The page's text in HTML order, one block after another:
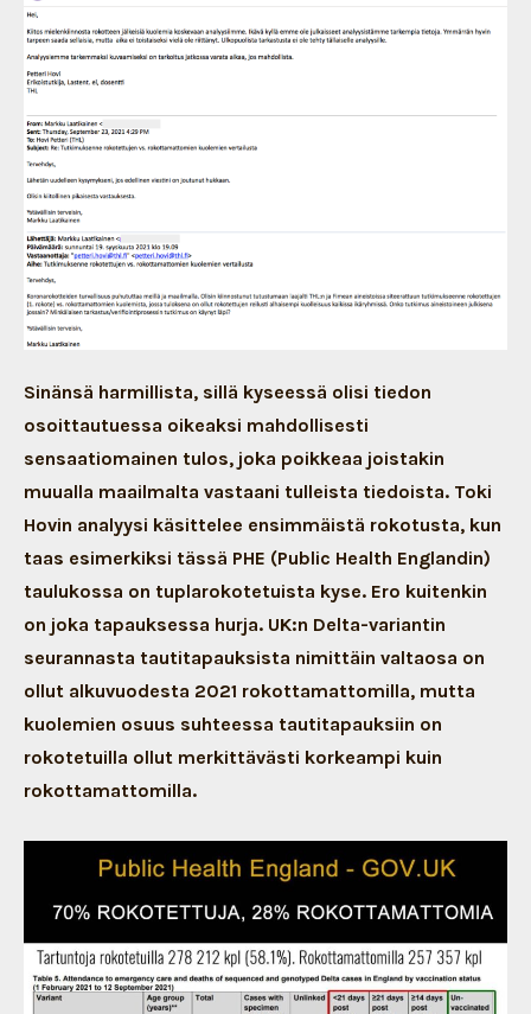
Sinänsä harmillista, sillä kyseessä olisi tiedon
osoittautuessa oikeaksi mahdollisesti
sensaatiomainen tulos, joka poikkeaa joistakin
muualla maailmalta vastaani tulleista tiedoista. Toki
Hovin analyysi käsittelee ensimmäistä rokotusta, kun
taas esimerkiksi tässä PHE (Public Health Englandin)
taulukossa on tuplarokotetuista kyse. Ero kuitenkin
on joka tapauksessa hurja. UK:n Delta-variantin
seurannasta tautitapauksista nimittäin valtaosa on
ollut alkuvuodesta 2021 rokottamattomilla, mutta
kuolemien osuus suhteessa tautitapauksiin on
rokotetuilla ollut merkittävästi korkeampi kuin
rokottamattomilla.